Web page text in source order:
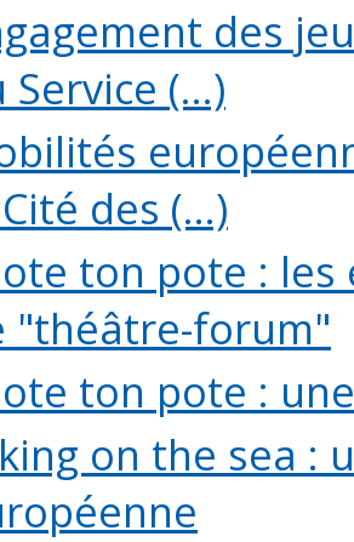
des
Service (...)
des (...)
ton pote :
"théâtre-forum"
ton pote :
on the sea :